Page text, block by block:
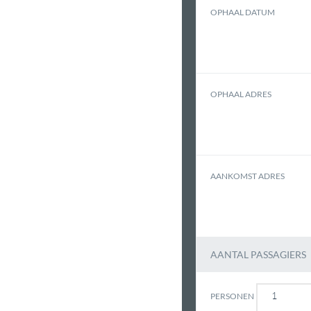
OPHAAL DATUM
OPHAAL ADRES
AANKOMST ADRES
AANTAL PASSAGIERS
PERSONEN